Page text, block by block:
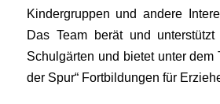
Kindergruppen und andere
Das Team berät und
Schulgärten und bietet unter dem
der Spur“ Fortbildungen für